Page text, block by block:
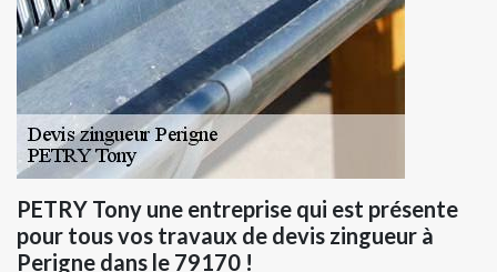
PETRY Tony une entreprise qui est présente
pour tous vos travaux de devis zingueur à
Perigne dans le 79170 !